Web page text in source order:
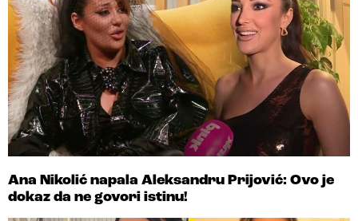
Ana Nikolić napala Aleksandru Prijović: Ovo je
dokaz da ne govori istinu!